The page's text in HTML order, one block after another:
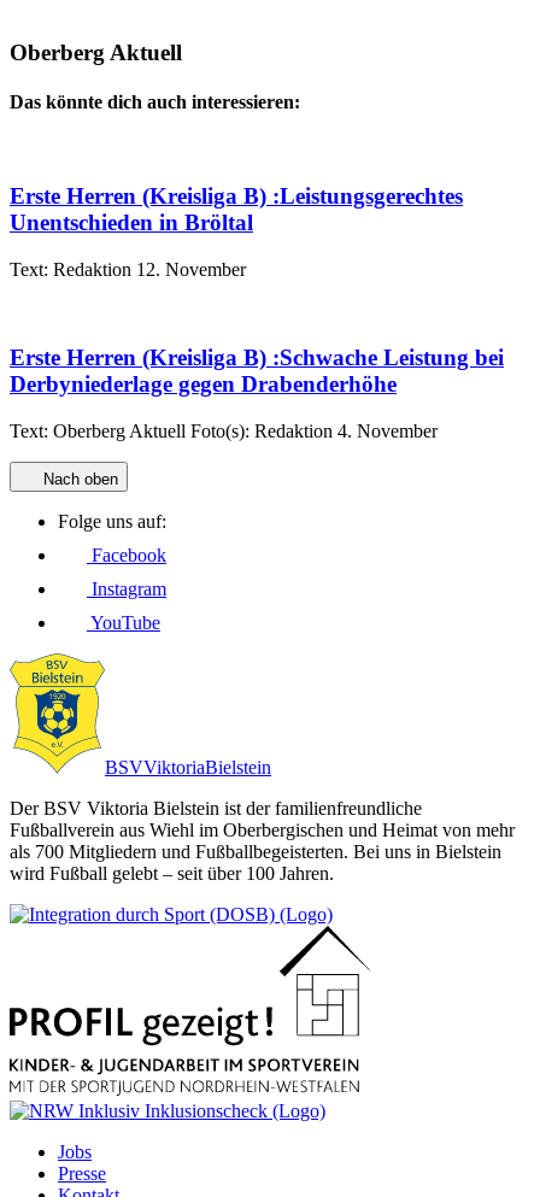
Oberberg Aktuell
Das könnte dich auch interessieren:
Erste Herren (Kreisliga B) :Leistungsgerechtes
Unentschieden in Bröltal
Text: Redaktion 12. November
Erste Herren (Kreisliga B) :Schwache Leistung bei
Derbyniederlage gegen Drabenderhöhe
Text: Oberberg Aktuell Foto(s): Redaktion 4. November
Nach oben
Folge uns auf:
Facebook
Instagram
YouTube
BSVViktoriaBielstein
Der BSV Viktoria Bielstein ist der familienfreundliche
Fußballverein aus Wiehl im Oberbergischen und Heimat von mehr
als 700 Mitgliedern und Fußballbegeisterten. Bei uns in Bielstein
wird Fußball gelebt – seit über 100 Jahren.
Jobs
Presse